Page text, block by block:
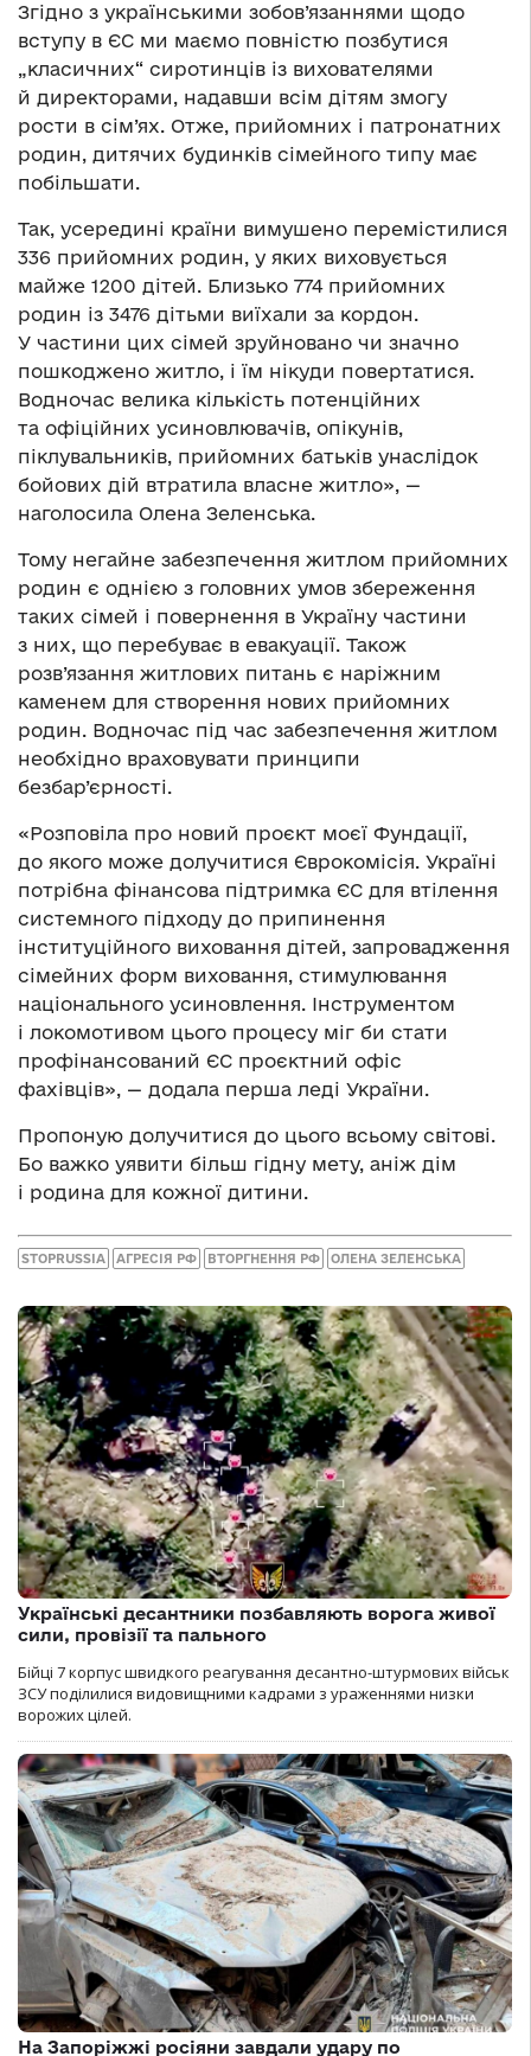
Згідно з українськими зобов’язаннями щодо
вступу в ЄС ми маємо повністю позбутися
„класичних“ сиротинців із вихователями
й директорами, надавши всім дітям змогу
рости в сім’ях. Отже, прийомних і патронатних
родин, дитячих будинків сімейного типу має
побільшати.
Так, усередині країни вимушено перемістилися
336 прийомних родин, у яких виховується
майже 1200 дітей. Близько 774 прийомних
родин із 3476 дітьми виїхали за кордон.
У частини цих сімей зруйновано чи значно
пошкоджено житло, і їм нікуди повертатися.
Водночас велика кількість потенційних
та офіційних усиновлювачів, опікунів,
піклувальників, прийомних батьків унаслідок
бойових дій втратила власне житло», —
наголосила Олена Зеленська.
Тому негайне забезпечення житлом прийомних
родин є однією з головних умов збереження
таких сімей і повернення в Україну частини
з них, що перебуває в евакуації. Також
розв’язання житлових питань є наріжним
каменем для створення нових прийомних
родин. Водночас під час забезпечення житлом
необхідно враховувати принципи
безбар’єрності.
«Розповіла про новий проєкт моєї Фундації,
до якого може долучитися Єврокомісія. Україні
потрібна фінансова підтримка ЄС для втілення
системного підходу до припинення
інституційного виховання дітей, запровадження
сімейних форм виховання, стимулювання
національного усиновлення. Інструментом
і локомотивом цього процесу міг би стати
профінансований ЄС проєктний офіс
фахівців», — додала перша леді України.
Пропоную долучитися до цього всьому світові.
Бо важко уявити більш гідну мету, аніж дім
і родина для кожної дитини.
STOPRUSSIA АГРЕСІЯ РФ ВТОРГНЕННЯ РФ ОЛЕНА ЗЕЛЕНСЬКА
Українські десантники позбавляють ворога живої
сили, провізії та пального
Бійці 7 корпус швидкого реагування десантно-штурмових військ
ЗСУ поділилися видовищними кадрами з ураженнями низки
ворожих цілей.
На Запоріжжі росіяни завдали удару по